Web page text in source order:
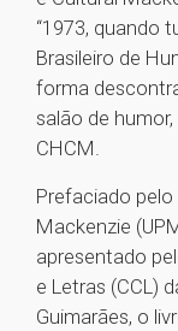
“1973, quando
Brasileiro de
forma
salão de
CHCM.
Prefaciado pelo
Mackenzie
apresentado
e Letras (CCL)
Guimarães, o